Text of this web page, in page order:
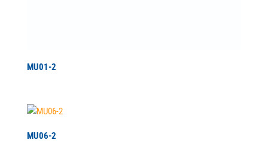
MU01-2
MU06-2